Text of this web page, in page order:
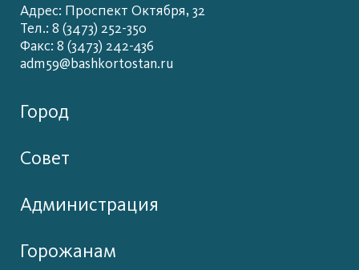
Адрес: Проспект Октября, 32
Тел.: 8 (3473) 252-350
Факс: 8 (3473) 242-436
adm59@bashkortostan.ru
Город
Совет
Администрация
Горожанам